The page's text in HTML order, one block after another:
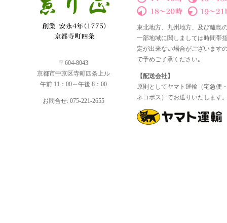
〒604-8043
京都市中京区寺町四条上ル
午前 11：00～午後 8：00
お問合せ: 075-221-2655
東北地方、九州地方、及び離島
一部地域に関しましては時間帯
定が出来ない場合がございます
で予めご了承ください｡
【配送会社】
原則としてヤマト運輸（宅急便
ネコポス）でお送りいたします